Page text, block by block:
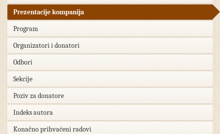
Prezentacije kompanija
Program
Organizatori i donatori
Odbori
Sekcije
Poziv za donatore
Indeks autora
Konačno prihvaćeni radovi